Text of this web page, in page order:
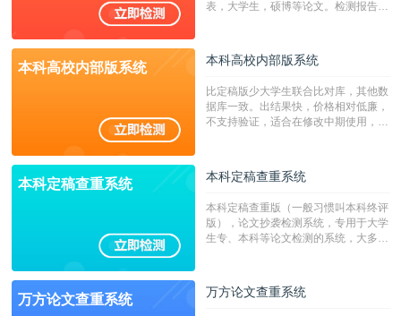
表，大学生，硕博等论文。检测报告支
本科高校内部版系统 本科高校内部版系统
比定稿版少大学生联合比对库，其他数
据库一致。出结果快，价格相对低廉，
不支持验证，适合在修改中期使用，定
本科定稿查重系统 本科定稿查重系统
本科定稿查重版（一般习惯叫本科终评
版），论文抄袭检测系统，专用于大学
生专、本科等论文检测的系统，大多数
万方论文查重系统 万方论文查重系统